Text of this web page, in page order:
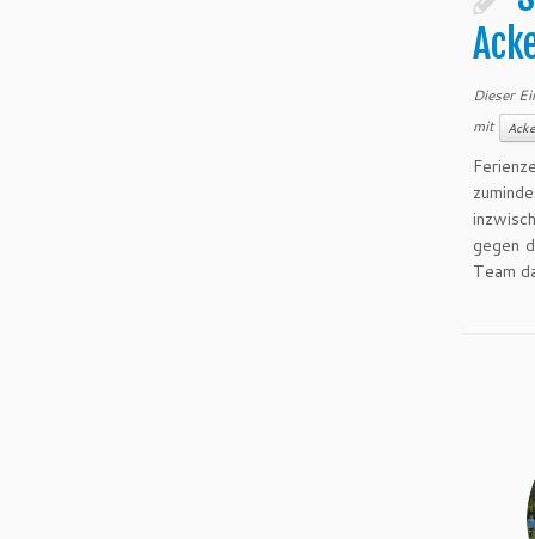
Dieser
mit
gegen
Team